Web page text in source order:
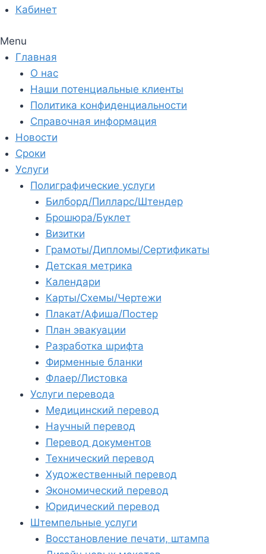
Кабинет
Menu
Главная
О нас
Наши потенциальные клиенты
Политика конфиденциальности
Справочная информация
Новости
Сроки
Услуги
Полиграфические услуги
Билборд/Пилларс/Штендер
Брошюра/Буклет
Визитки
Грамоты/Дипломы/Сертификаты
Детская метрика
Календари
Карты/Схемы/Чертежи
Плакат/Афиша/Постер
План эвакуации
Разработка шрифта
Фирменные бланки
Флаер/Листовка
Услуги перевода
Медицинский перевод
Научный перевод
Перевод документов
Технический перевод
Художественный перевод
Экономический перевод
Юридический перевод
Штемпельные услуги
Восстановление печати, штампа